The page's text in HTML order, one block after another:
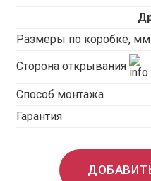
Размеры по коробке, мм
Сторона открывания
Способ монтажа
Гарантия